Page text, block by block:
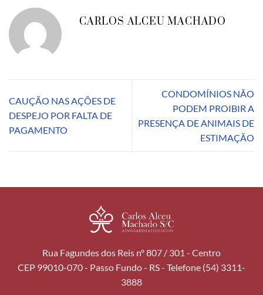
CARLOS ALCEU MACHADO
CAUÇÃO NAS AÇÕES DE
DESPEJO POR FALTA DE
PAGAMENTO
CONDOMÍNIOS NÃO
PODEM PROIBIR A
PRESENÇA DE ANIMAIS DE
ESTIMAÇÃO
Rua Fagundes dos Reis nº 807 / 301 - Centro
CEP 99010-070 - Passo Fundo - RS - Telefone (54) 3311-
3888